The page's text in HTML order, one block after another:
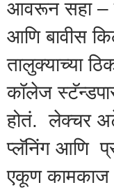
आवरून सहा –
आणि बावीस
तालुक्याच्या
कॉलेज
होतं. लेक्चर
प्लॅनिंग आणि
एकूण कामकाज